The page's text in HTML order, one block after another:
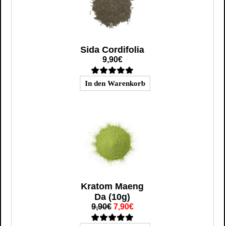
Sida Cordifolia
9,90€
Kratom Maeng
Da (10g)
9,90€ 7,90€